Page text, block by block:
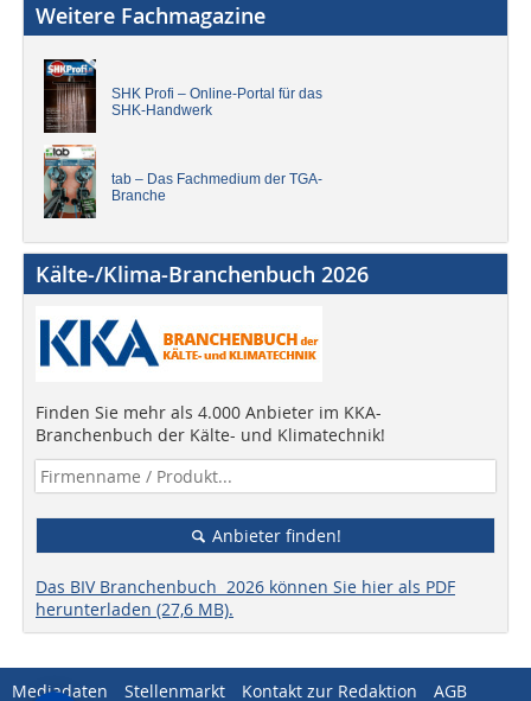
Weitere Fachmagazine
SHK Profi – Online-Portal für das
SHK-Handwerk
tab – Das Fachmedium der TGA-
Branche
Kälte-/Klima-Branchenbuch 2026
Finden Sie mehr als 4.000 Anbieter im KKA-
Branchenbuch der Kälte- und Klimatechnik!
Anbieter finden!
Das BIV Branchenbuch 2026 können Sie hier als PDF
herunterladen (27,6 MB).
Mediadaten Stellenmarkt Kontakt zur Redaktion AGB